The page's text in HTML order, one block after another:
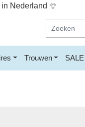
Nederland
Trouwen SALE